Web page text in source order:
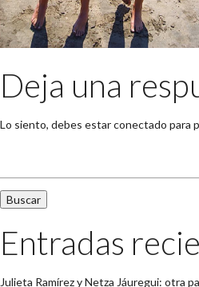
Deja una
Lo siento, debes estarconectado para
Entradas
Julieta Ramírez y Netza Jáuregui: otra